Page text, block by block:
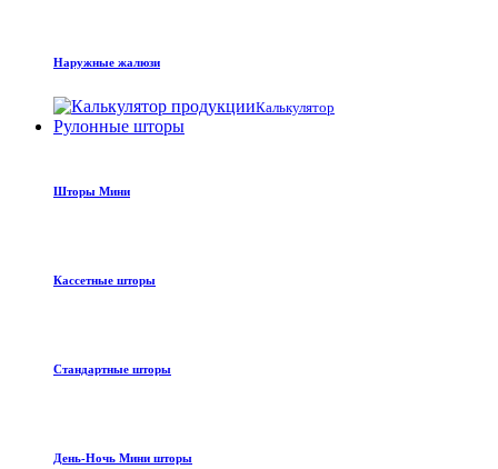
Наружные жалюзи
Калькулятор
Рулонные шторы
Шторы Мини
Кассетные шторы
Стандартные шторы
День-Ночь Мини шторы